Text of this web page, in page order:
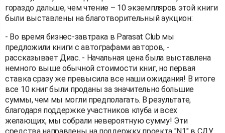
гораздо дальше, чем чтение – 10 экземпляров этой книги
были выставлены на благотворительный аукцион:
- Во время бизнес-завтрака в Parasat Club мы
предложили книги с автографами авторов, -
рассказывает Диас. - Начальная цена была выставлена
немного выше обычной стоимости книг, но первая
ставка сразу же превысила все наши ожидания! В итоге
все 10 книг были проданы за значительно большие
суммы, чем мы могли предполагать. В результате,
благодаря поддержке участников клуба и всех
желающих, мы собрали невероятную сумму! Эти